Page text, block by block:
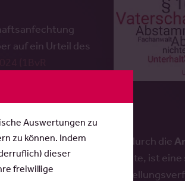
auf ein Urteil des
durch die
gesperrt werden konnte, ist eine
wirksam, wenn das
Auswertungen zu
zu können. Indem
dieser
freiwillige